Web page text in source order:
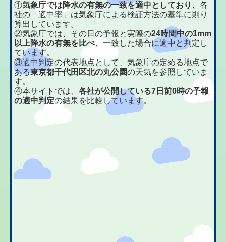
①気象庁では降水の有無の一致を適中としており、各
社の「適中率」は気象庁による検証方法の基準に則り
算出しています。
②気象庁では、その日の予報と実際の24時間中の1mm
以上降水の有無を比べ、一致した場合に適中と判定し
ています。
③適中判定の代表地点として、気象庁の定める地点で
ある東京都千代田区北の丸公園の天気を参照していま
す。
④本サイトでは、各社が公開している7日前0時の予報
の適中判定の結果を比較しています。